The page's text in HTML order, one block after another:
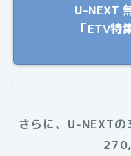
U-NEXT
「ETV
.
さらに、U-NEXTの